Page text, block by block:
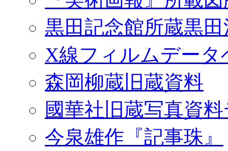
黒田記念館所蔵黒
X線フィルムデータ
森岡柳蔵旧蔵資料
國華社旧蔵写真資
今泉雄作『記事珠』